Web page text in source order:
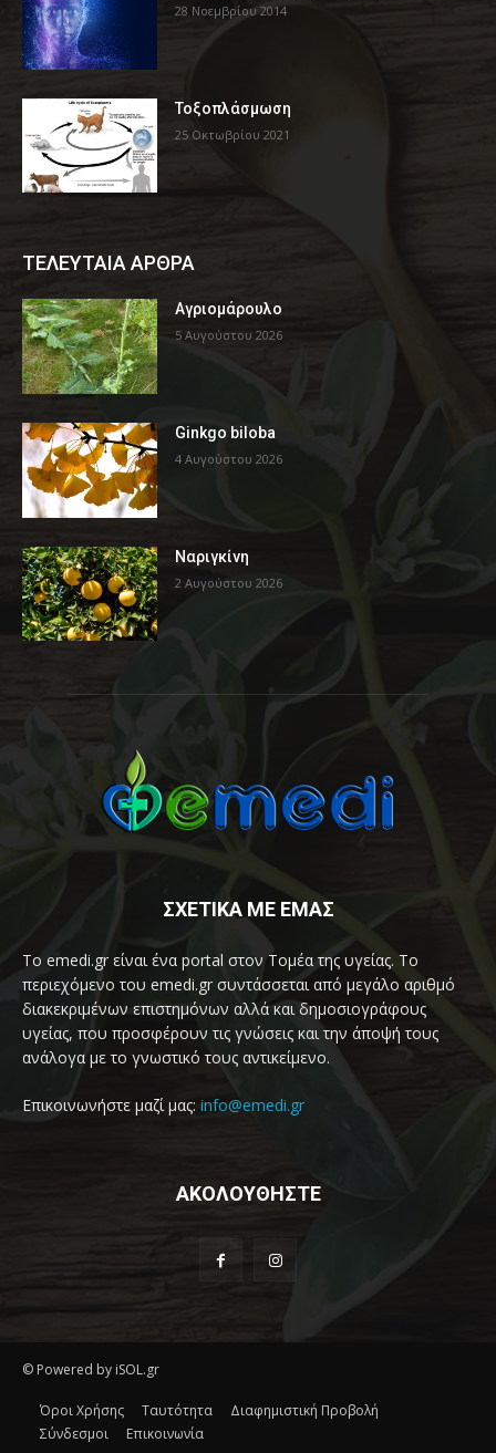
28 Νοεμβρίου 2014
Τοξοπλάσμωση
25 Οκτωβρίου 2021
ΤΕΛΕΥΤΑΙΑ ΑΡΘΡΑ
Αγριομάρουλο
5 Αυγούστου 2026
Ginkgo biloba
4 Αυγούστου 2026
Ναριγκίνη
2 Αυγούστου 2026
ΣΧΕΤΙΚΑ ΜΕ ΕΜΑΣ
Το emedi.gr είναι ένα portal στον Τομέα της υγείας. Το
περιεχόμενο του emedi.gr συντάσσεται από μεγάλο αριθμό
διακεκριμένων επιστημόνων αλλά και δημοσιογράφους
υγείας, που προσφέρουν τις γνώσεις και την άποψή τους
ανάλογα με το γνωστικό τους αντικείμενο.
Επικοινωνήστε μαζί μας: info@emedi.gr
ΑΚΟΛΟΥΘΗΣΤΕ
© Powered by iSOL.gr
Όροι Χρήσης Ταυτότητα
Διαφημιστική Προβολή
Σύνδεσμοι
Επικοινωνία